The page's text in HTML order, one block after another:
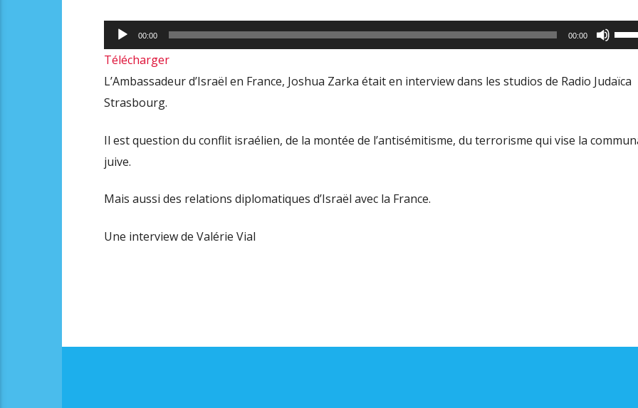
Lecteur
audio
00:00 00:00
les
Télécharger
L’Ambassadeur d’Israël en France, Joshua Zarka était en interview dans les studios de Radio Judaïca
Strasbourg.
Il est question du conflit israélien, de la montée de l’antisémitisme, du terrorisme qui vise la
juive.
Mais aussi des relations diplomatiques d’Israël avec la France.
Une interview de Valérie Vial